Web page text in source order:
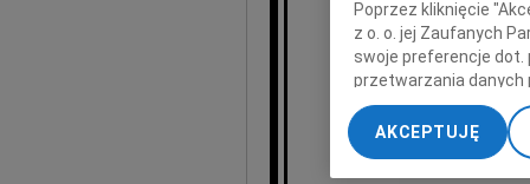
Poprzez kliknięcie
z o. o. jej Zaufanych
swoje preferencje dot.
przetwarzania danych
„Ustawienia
My, nasi Zaufani
dokładnych danych
AKCEPTUJĘ